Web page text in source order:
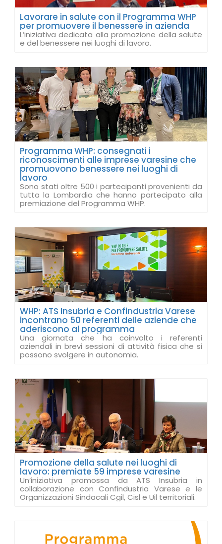
Lavorare in salute con il Programma WHP
per promuovere il benessere in azienda
L’iniziativa dedicata alla promozione della salute
e del benessere nei luoghi di lavoro.
Programma WHP: consegnati i
riconoscimenti alle imprese varesine che
promuovono benessere nei luoghi di
lavoro
Sono stati oltre 500 i partecipanti provenienti da
tutta la Lombardia che hanno partecipato alla
premiazione del Programma WHP.
WHP: ATS Insubria e Confindustria Varese
incontrano 50 referenti delle aziende che
aderiscono al programma
Una giornata che ha coinvolto i referenti
aziendali in brevi sessioni di attività fisica che si
possono svolgere in autonomia.
Promozione della salute nei luoghi di
lavoro: premiate 59 imprese varesine
Un’iniziativa promossa da ATS Insubria in
collaborazione con Confindustria Varese e le
Organizzazioni Sindacali Cgil, Cisl e Uil territoriali.